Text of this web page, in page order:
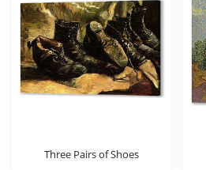
Three Pairs of Shoes